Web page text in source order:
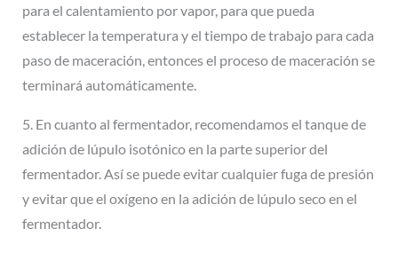
para el calentamiento por vapor, para que pueda
establecer la temperatura y el tiempo de trabajo para cada
paso de maceración, entonces el proceso de maceración se
terminará automáticamente.
5. En cuanto al fermentador, recomendamos el tanque de
adición de lúpulo isotónico en la parte superior del
fermentador. Así se puede evitar cualquier fuga de presión
y evitar que el oxígeno en la adición de lúpulo seco en el
fermentador.